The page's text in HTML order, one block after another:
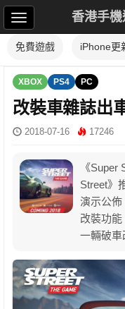
香港手
免費遊戲 iPhone更
XBOX PS4 PC
改裝車雜誌出
2018-07-16 17246
《
Street》
演示公佈
改裝功
一輛破車